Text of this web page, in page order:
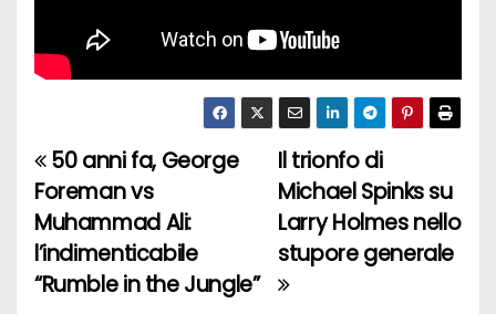
N
a
v
Il trionfo di
Michael Spinks su
Larry Holmes nello
stupore generale
50 anni fa, George
Foreman vs
Muhammad Ali:
l’indimenticabile
“Rumble in the Jungle”